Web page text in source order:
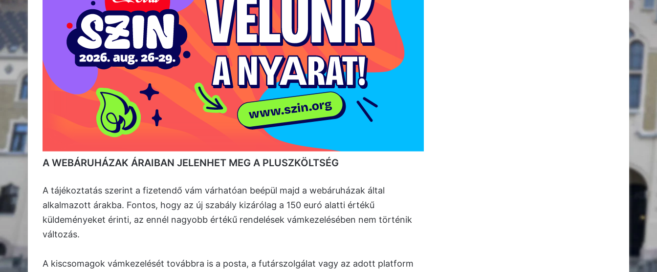
A WEBÁRUHÁZAK ÁRAIBAN JELENHET MEG A PLUSZKÖLTSÉG
A tájékoztatás szerint a fizetendő vám várhatóan beépül majd a webáruházak által
alkalmazott árakba. Fontos, hogy az új szabály kizárólag a 150 euró alatti értékű
küldeményeket érinti, az ennél nagyobb értékű rendelések vámkezelésében nem történik
változás.
A kiscsomagok vámkezelését továbbra is a posta, a futárszolgálat vagy az adott platform